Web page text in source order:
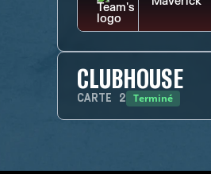
CLUBHOUSE
CARTE 2 Terminé